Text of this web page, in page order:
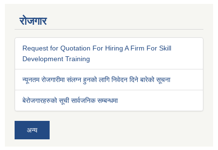
रोजगार
Request for Quotation For Hiring A Firm For Skill
Development Training
न्यूनतम रोजगारीमा संलग्न हुनको लागि निवेदन दिने बारेको सूचना
बेरोजगारहरुको सूची सार्वजनिक सम्बन्धमा
अन्य